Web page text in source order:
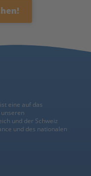
eine auf das
und der Schweiz
und des nationalen